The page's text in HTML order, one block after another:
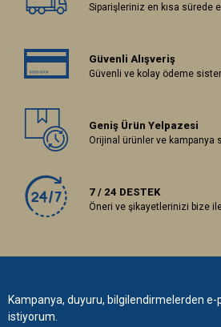
Siparişleriniz en kısa sürede
Güvenli Alışveriş
Güvenli ve kolay ödeme
Geniş Ürün Yelpazesi
Orijinal ürünler ve kampanya
7 / 24 DESTEK
Öneri ve şikayetlerinizi bize
Kampanya, duyuru, bilgilendirmelerden
istiyorum.